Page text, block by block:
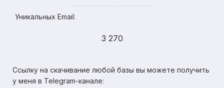
Уникальных Email:
3 270
Ссылку на скачивание любой базы вы можете получить
у меня в Telegram-канале: